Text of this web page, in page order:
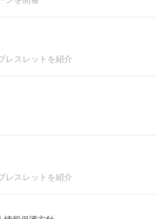
レスレットを紹介
レスレットを紹介